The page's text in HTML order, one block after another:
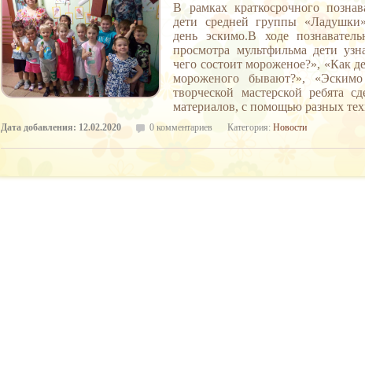
В рамках краткосрочного
дети средней группы
день эскимо.В ходе
просмотра мультфильма дети
чего состоит мороженое?», «Как
мороженого бывают?»,
творческой мастерской ребята
материалов, с помощью разных
Дата добавления: 12.02.2020 0 комментариев Категория: Новости